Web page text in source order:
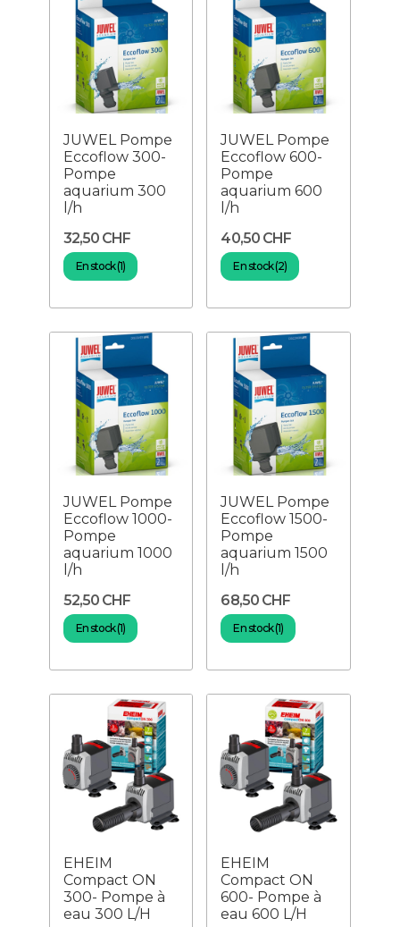
JUWEL Pompe
Eccoflow 300-
Pompe
aquarium 300
l/h
32,50 CHF
En stock (1)
JUWEL Pompe
Eccoflow 600-
Pompe
aquarium 600
l/h
40,50 CHF
En stock (2)
JUWEL Pompe
Eccoflow 1000-
Pompe
aquarium 1000
l/h
52,50 CHF
En stock (1)
JUWEL Pompe
Eccoflow 1500-
Pompe
aquarium 1500
l/h
68,50 CHF
En stock (1)
EHEIM
Compact ON
300- Pompe à
eau 300 L/H
EHEIM
Compact ON
600- Pompe à
eau 600 L/H